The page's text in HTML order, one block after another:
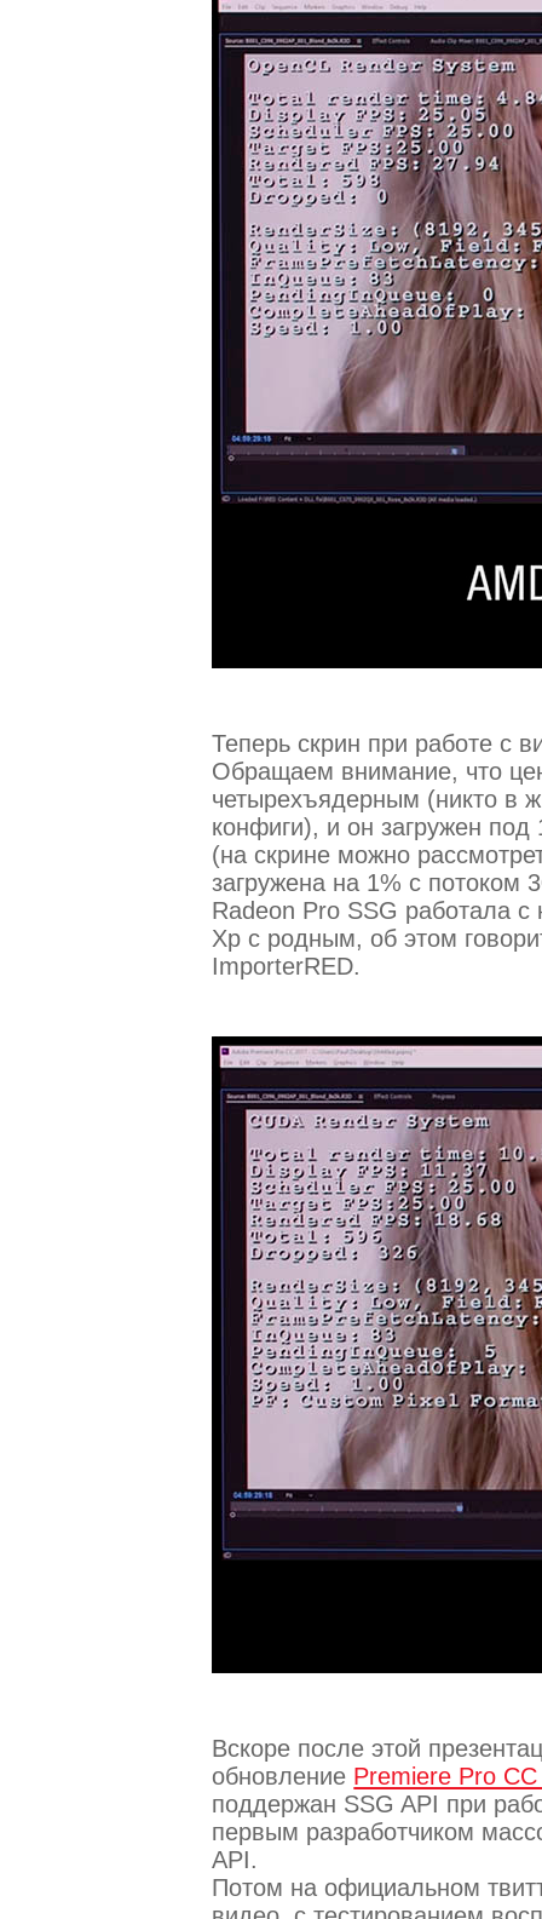
Теперь скрин при работе с
Обращаем внимание, что
четырехъядерным (никто в
конфиги), и он загружен
(на скрине можно
загружена на 1% с потоком
Radeon Pro SSG работала
Xp с родным, об этом
ImporterRED.
Вскоре после этой
обновление Premiere Pro
поддержан SSG API при
первым разработчиком
API.
Потом на официальном